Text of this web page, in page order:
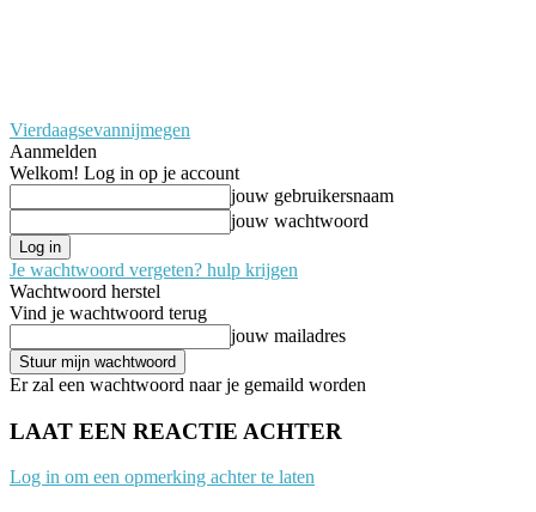
Vierdaagsevannijmegen
Aanmelden
Welkom! Log in op je account
jouw gebruikersnaam
jouw wachtwoord
Je wachtwoord vergeten? hulp krijgen
Wachtwoord herstel
Vind je wachtwoord terug
jouw mailadres
Er zal een wachtwoord naar je gemaild worden
LAAT EEN REACTIE ACHTER
Log in om een opmerking achter te laten